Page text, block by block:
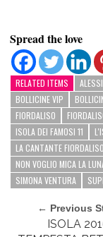
Spread the love
RELATED ITEMS
BOLLICINE VIP
FIORDALISO
ISOLA DEI FAMOSI 11
LA CANTANTE FIORDALISO
NON VOGLIO MICA LA
SIMONA VENTURA
← Previous
ISOLA